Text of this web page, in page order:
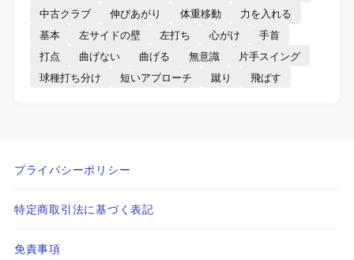
中古クラブ
伸びあがり 体重移動
力を入れる
基本
左サイドの壁 左打ち 心がけ
手首
打点
曲げない 曲げる 無意識
片手スイング
球種打ち分け
短いアプローチ 蹴り 飛ばす
プライバシーポリシー
特定商取引法に基づく表記
免責事項